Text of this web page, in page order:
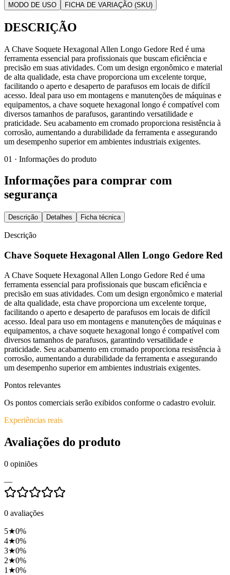
MODO DE USO
FICHA DE VARIAÇÃO (SKU)
DESCRIÇÃO
A Chave Soquete Hexagonal Allen Longo Gedore Red é uma
ferramenta essencial para profissionais que buscam eficiência e
precisão em suas atividades. Com um design ergonômico e material
de alta qualidade, esta chave proporciona um excelente torque,
facilitando o aperto e desaperto de parafusos em locais de difícil
acesso. Ideal para uso em montagens e manutenções de máquinas e
equipamentos, a chave soquete hexagonal longo é compatível com
diversos tamanhos de parafusos, garantindo versatilidade e
praticidade. Seu acabamento em cromado proporciona resistência à
corrosão, aumentando a durabilidade da ferramenta e assegurando
um desempenho superior em ambientes industriais exigentes.
01 · Informações do produto
Informações para comprar com
segurança
Descrição Detalhes Ficha técnica
Descrição
Chave Soquete Hexagonal Allen Longo Gedore Red
A Chave Soquete Hexagonal Allen Longo Gedore Red é uma
ferramenta essencial para profissionais que buscam eficiência e
precisão em suas atividades. Com um design ergonômico e material
de alta qualidade, esta chave proporciona um excelente torque,
facilitando o aperto e desaperto de parafusos em locais de difícil
acesso. Ideal para uso em montagens e manutenções de máquinas e
equipamentos, a chave soquete hexagonal longo é compatível com
diversos tamanhos de parafusos, garantindo versatilidade e
praticidade. Seu acabamento em cromado proporciona resistência à
corrosão, aumentando a durabilidade da ferramenta e assegurando
um desempenho superior em ambientes industriais exigentes.
Pontos relevantes
Os pontos comerciais serão exibidos conforme o cadastro evoluir.
Experiências reais
Avaliações do produto
0 opiniões
—
0 avaliações
5★0%
4★0%
3★0%
2★0%
1 ★0%